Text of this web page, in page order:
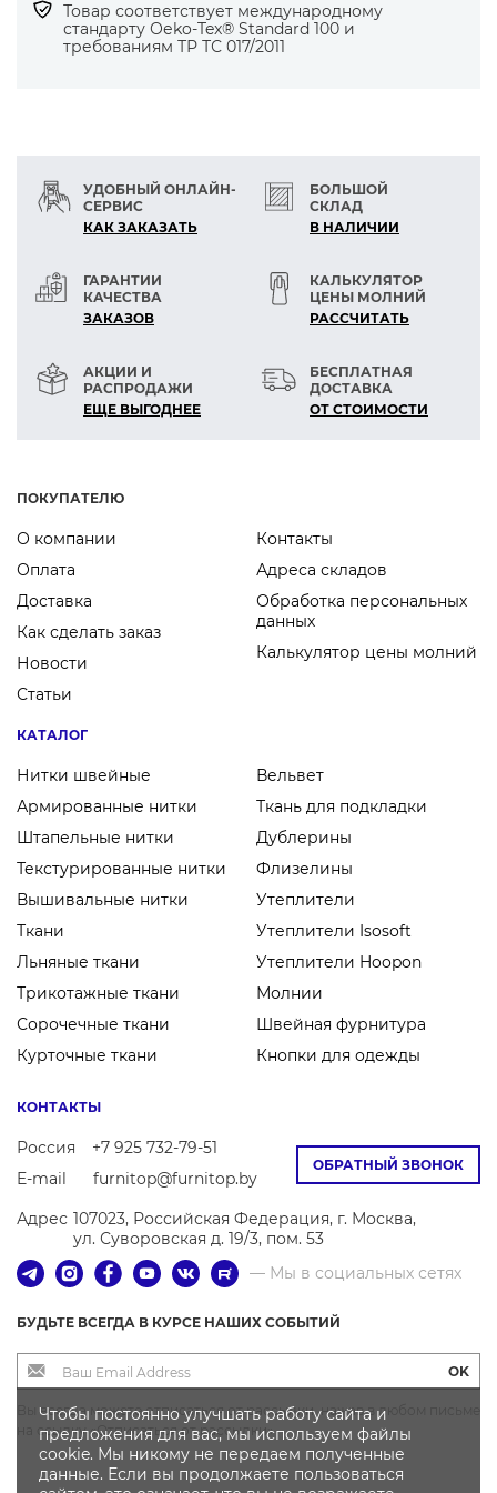
Какими нитками стегать
подходят для стегальных
Товар соответствует международному
стандарту Оеko-Tex® Standard 100 и
требованиям ТР ТС 017/2011
УДОБНЫЙ ОНЛАЙН-
СЕРВИС
КАК ЗАКАЗАТЬ
БОЛЬШОЙ
СКЛАД
В НАЛИЧИИ
ГАРАНТИИ
КАЧЕСТВА
ЗАКАЗОВ
КАЛЬКУЛЯТОР
ЦЕНЫ МОЛНИЙ
РАСCЧИТАТЬ
АКЦИИ И
РАСПРОДАЖИ
ЕЩЕ ВЫГОДНЕЕ
БЕСПЛАТНАЯ
ДОСТАВКА
ОТ СТОИМОСТИ
ПОКУПАТЕЛЮ
О компании
Оплата
Доставка
Как сделать заказ
Новости
Статьи
Контакты
Адреса складов
Обработка персональных
данных
Калькулятор цены молний
КАТАЛОГ
Нитки швейные
Армированные нитки
Штапельные нитки
Текстурированные нитки
Вышивальные нитки
Ткани
Льняные ткани
Трикотажные ткани
Сорочечные ткани
Курточные ткани
Вельвет
Ткань для подкладки
Дублерины
Флизелины
Утеплители
Утеплители Isosoft
Утеплители Hoopon
Молнии
Швейная фурнитура
Кнопки для одежды
ОБРАТНЫЙ ЗВОНОК
КОНТАКТЫ
Россия
+7 925 732-79-51
E-mail
furnitop@furnitop.by
Адрес 107023, Российская Федерация, г. Москва,
ул. Суворовская д. 19/3, пом. 53
— Мы в социальных сетях
БУДЬТЕ ВСЕГДА В КУРСЕ НАШИХ СОБЫТИЙ
OK
Вы всегда можете отписаться от рассылки, нажав в любом письме
на ссылку «Отписаться от рассылки»
Чтобы постоянно улучшать работу сайта и
предложения для вас, мы используем файлы
cookie. Мы никому не передаем полученные
данные. Если вы продолжаете пользоваться